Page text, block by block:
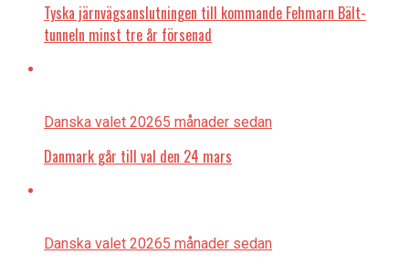
Tyska järnvägsanslutningen till kommande Fehmarn Bält-
tunneln minst tre år försenad
Danska valet 20265 månader sedan
Danmark går till val den 24 mars
Danska valet 20265 månader sedan